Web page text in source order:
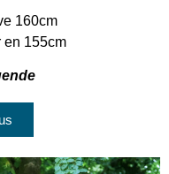
160cm
en 155cm